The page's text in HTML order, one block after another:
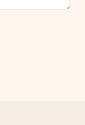
sinun mielesi